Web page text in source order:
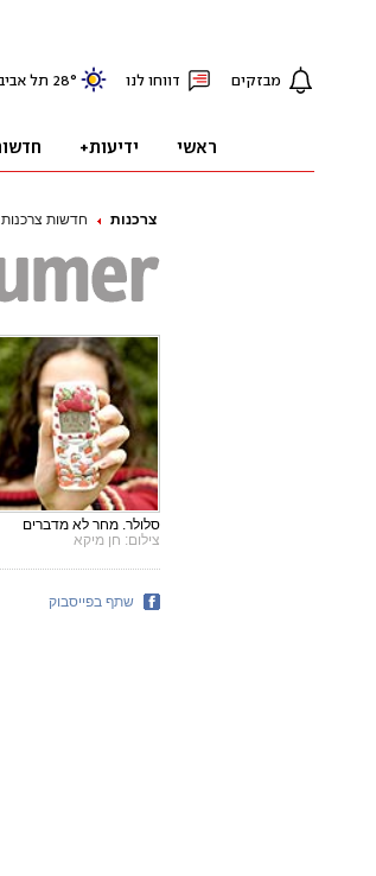
צרכנות חדשות צרכנות
סלולר. מחר לא מדברים
צילום: חן מיקא
שתף בפייסבוק